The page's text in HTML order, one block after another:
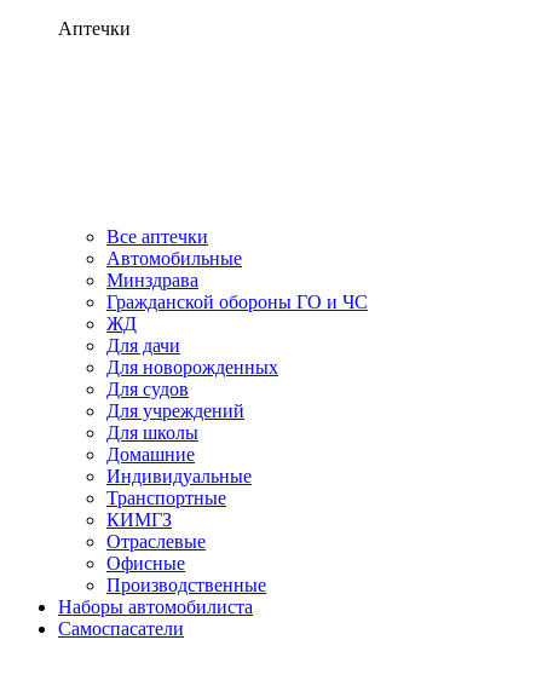
Аптечки
Все аптечки
Автомобильные
Минздрава
Гражданской обороны ГО и ЧС
ЖД
Для дачи
Для новорожденных
Для судов
Для учреждений
Для школы
Домашние
Индивидуальные
Транспортные
КИМГЗ
Отраслевые
Офисные
Производственные
Наборы автомобилиста
Самоспасатели